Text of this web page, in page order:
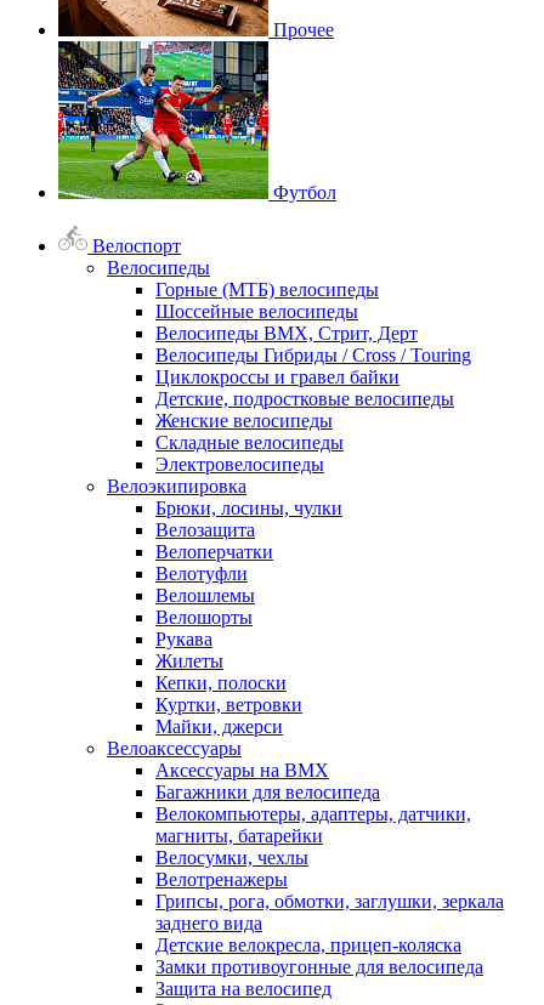
Прочее
Футбол
Велоспорт
Велосипеды
Горные (МТБ) велосипеды
Шоссейные велосипеды
Велосипеды BMX, Стрит, Дерт
Велосипеды Гибриды / Cross / Touring
Циклокроссы и гравел байки
Детские, подростковые велосипеды
Женские велосипеды
Складные велосипеды
Электровелосипеды
Велоэкипировка
Брюки, лосины, чулки
Велозащита
Велоперчатки
Велотуфли
Велошлемы
Велошорты
Рукава
Жилеты
Кепки, полоски
Куртки, ветровки
Майки, джерси
Велоаксессуары
Аксессуары на BMX
Багажники для велосипеда
Велокомпьютеры, адаптеры, датчики,
магниты, батарейки
Велосумки, чехлы
Велотренажеры
Грипсы, рога, обмотки, заглушки, зеркала
заднего вида
Детские велокресла, прицеп-коляска
Замки противоугонные для велосипеда
Защита на велосипед